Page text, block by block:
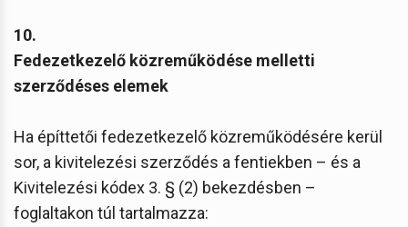
10.
Fedezetkezelő közreműködése melletti
szerződéses elemek
Ha építtetői fedezetkezelő közreműködésére kerül
sor, a kivitelezési szerződés a fentiekben – és a
Kivitelezési kódex 3. § (2) bekezdésben –
foglaltakon túl tartalmazza: